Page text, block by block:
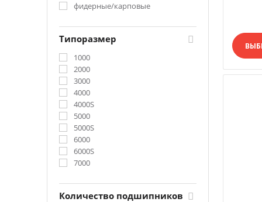
фидерные/карповые
Типоразмер
1000
2000
3000
4000
4000S
5000
5000S
6000
6000S
7000
Количество подшипников